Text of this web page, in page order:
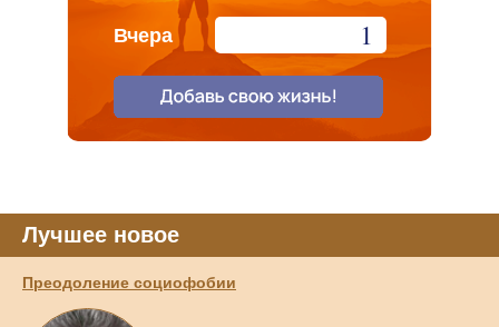
Вчера 1
Лучшее новое
Преодоление социофобии